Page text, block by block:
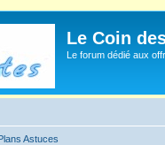
Le Coin
Le forum dédié aux
Astuces